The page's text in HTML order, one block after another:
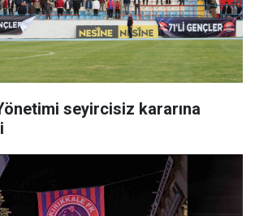
seyircisiz kararına